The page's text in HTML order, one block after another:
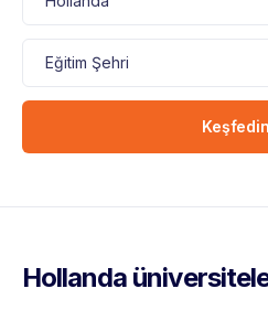
Keşfedin
Hollanda